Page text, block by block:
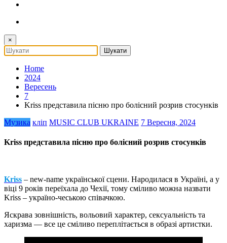
×
Home
2024
Вересень
7
Kriss представила пісню про болісний розрив стосунків
Музика кліп MUSIC CLUB UKRAINE 7 Вересня, 2024
Kriss представила пісню про болісний розрив стосунків
Kriss – new-name української сцени. Народилася в Україні, а у
віці 9 років переїхала до Чехії, тому сміливо можна назвати
Kriss – україно-чеською співачкою.
Яскрава зовнішність, вольовий характер, сексуальність та
харизма — все це сміливо переплітається в образі артистки.